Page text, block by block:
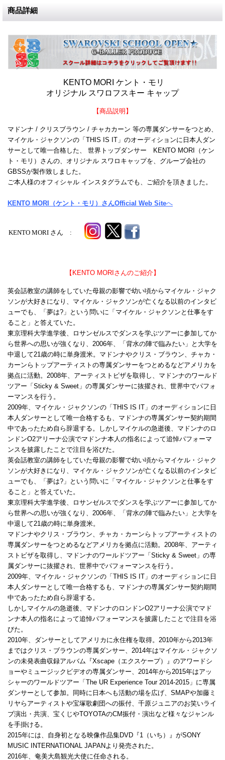
商品詳細
KENTO MORI ケント・モリ
オリジナル スワロフスキー キャップ
【商品説明】
マドンナ / クリスブラウン / チャカカーン 等の専属ダンサーをつとめ、
マイケル・ジャクソンの「THIS IS IT」のオーディションに日本人ダン
サーとして唯一合格した、 世界トップダンサー KENTO MORI（ケン
ト・モリ）さんの、オリジナル スワロキャップを、グループ会社の
GBSSが製作致しました。
ご本人様のオフィシャル インスタグラムでも、ご紹介を頂きました。
KENTO MORI（ケント・モリ）さんOfficial Web Siteへ
KENTO MORI さん :
【KENTO MORIさんのご紹介】
英会話教室の講師をしていた母親の影響で幼い頃からマイケル・ジャク
ソンが大好きになり、マイケル・ジャクソンが亡くなる以前のインタビ
ューでも、「夢は?」という問いに「マイケル・ジャクソンと仕事をす
ること」と答えていた。
東京理科大学進学後、ロサンゼルスでダンスを学ぶツアーに参加してか
ら世界への思いが強くなり、2006年、「背水の陣で臨みたい」と大学を
中退して21歳の時に単身渡米。マドンナやクリス・ブラウン、チャカ・
カーンらトップアーティストの専属ダンサーをつとめるなどアメリカを
拠点に活動。2008年、アーティストビザを取得し、マドンナのワールド
ツアー「Sticky & Sweet」の専属ダンサーに抜擢され、世界中でパフォ
ーマンスを行う。
2009年、マイケル・ジャクソンの「THIS IS IT」のオーディションに日
本人ダンサーとして唯一合格するも、マドンナの専属ダンサー契約期間
中であったため自ら辞退する。しかしマイケルの急逝後、マドンナのロ
ンドンO2アリーナ公演でマドンナ本人の指名によって追悼パフォーマ
ンスを披露したことで注目を浴びた。
英会話教室の講師をしていた母親の影響で幼い頃からマイケル・ジャク
ソンが大好きになり、マイケル・ジャクソンが亡くなる以前のインタビ
ューでも、「夢は?」という問いに「マイケル・ジャクソンと仕事をす
ること」と答えていた。
東京理科大学進学後、ロサンゼルスでダンスを学ぶツアーに参加してか
ら世界への思いが強くなり、2006年、「背水の陣で臨みたい」と大学を
中退して21歳の時に単身渡米。
マドンナやクリス・ブラウン、チャカ・カーンらトップアーティストの
専属ダンサーをつとめるなどアメリカを拠点に活動。2008年、アーティ
ストビザを取得し、マドンナのワールドツアー「Sticky & Sweet」の専
属ダンサーに抜擢され、世界中でパフォーマンスを行う。
2009年、マイケル・ジャクソンの「THIS IS IT」のオーディションに日
本人ダンサーとして唯一合格するも、マドンナの専属ダンサー契約期間
中であったため自ら辞退する。
しかしマイケルの急逝後、マドンナのロンドンO2アリーナ公演でマド
ンナ本人の指名によって追悼パフォーマンスを披露したことで注目を浴
びた。
2010年、ダンサーとしてアメリカに永住権を取得。2010年から2013年
まではクリス・ブラウンの専属ダンサー、2014年はマイケル・ジャクソ
ンの未発表曲収録アルバム『Xscape（エクスケープ）』のアワードシ
ョーやミュージックビデオの専属ダンサー、2014年から2015年はアッ
シャーのワールドツアー「The UR Experience Tour 2014-2015」に専属
ダンサーとして参加。同時に日本へも活動の場を広げ、SMAPや加藤ミ
リヤらアーティストや宝塚歌劇団への振付、千原ジュニアのお笑いライ
ブ演出・共演、宝くじやTOYOTAのCM振付・演出など様々なジャンル
を手掛ける。
2015年には、自身初となる映像作品集DVD『1（いち）』がSONY
MUSIC INTERNATIONAL JAPANより発売された。
2016年、奄美大島観光大使に任命される。